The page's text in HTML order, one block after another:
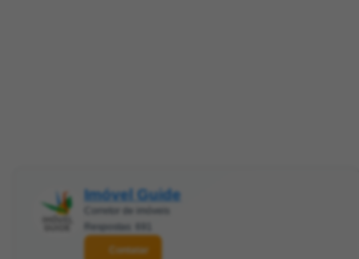
Imóvel Guide
Corretor de imóveis
Respostas: 691
Contatar